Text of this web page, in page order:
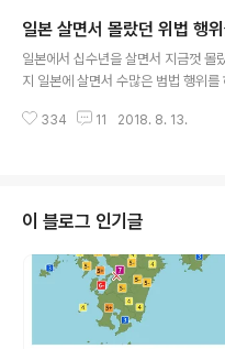
냥 제사라고 표현 하고자한다 울 시댁
에서는 매년 8월 16일에 제사를 지낸
서 개인적으로 제사라는걸 지내지 않
은 15일 아침에 묘지로 가서 묘지 청소
일본 살면서 몰랐던 위법 행
일본에서 십수년을 살면서 지금껏 몰
지 일본에 살면서 수많은 범법 행위를
는 모범 운전자이고 꼬박 꼬박 세금도
히 패스다 그 두번째는 음주 운전이 아
은 진짜 자전거 천국이다 대부분의 사
지고 있다고 해도 과언이 아니다 우
거 세대 일년에 서너번도 자전거 타
거를 가지고 있다 자전거가 많다 보
일본은 지역에 따라 자전거 조례가..
334 11 2018. 8. 13.
이 블로그 인기글